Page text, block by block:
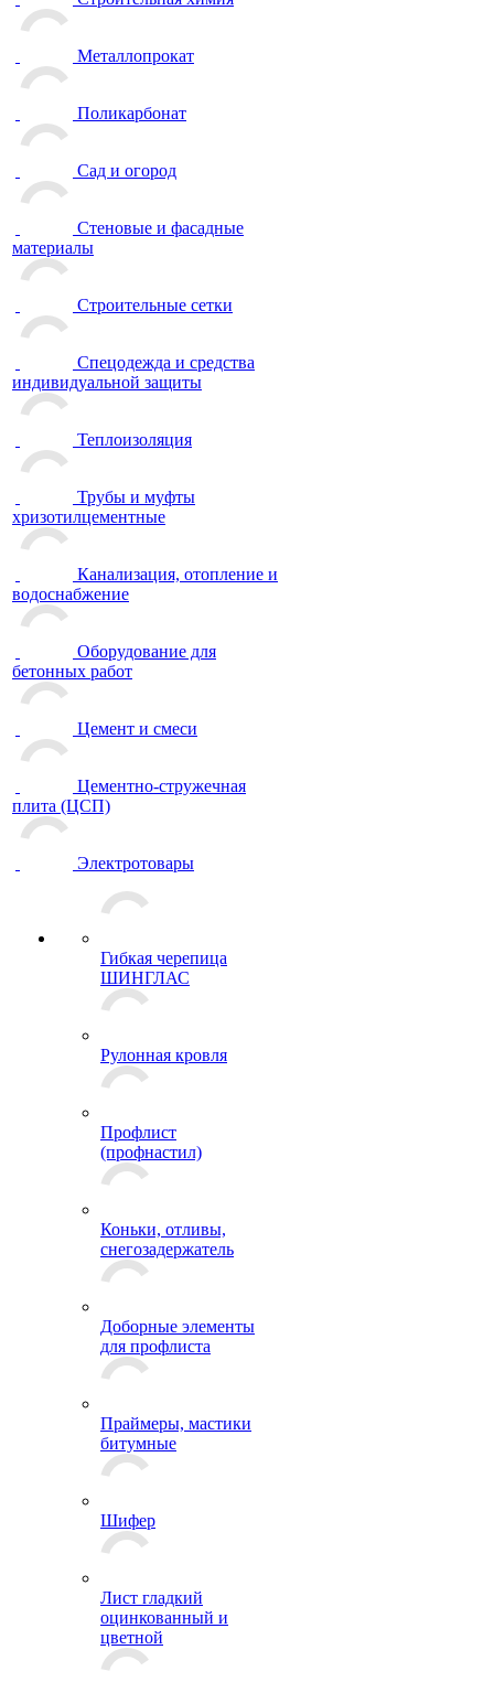
Металлопрокат
Поликарбонат
Сад и огород
Стеновые и фасадные
материалы
Строительные сетки
Спецодежда и средства
индивидуальной защиты
Теплоизоляция
Трубы и муфты
хризотилцементные
Канализация, отопление и
водоснабжение
Оборудование для
бетонных работ
Цемент и смеси
Цементно-стружечная
плита (ЦСП)
Электротовары
Гибкая черепица
ШИНГЛАС
Рулонная кровля
Профлист
(профнастил)
Коньки, отливы,
снегозадержатель
Доборные элементы
для профлиста
Праймеры, мастики
битумные
Шифер
Лист гладкий
оцинкованный и
цветной